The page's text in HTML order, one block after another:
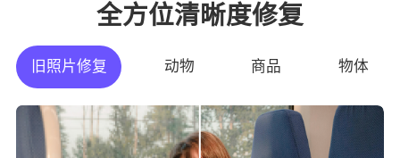
全方位清晰度修复
旧照片修复 动物 商品 物体